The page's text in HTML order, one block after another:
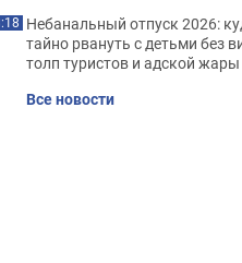
Небанальный отпуск 2026:
тайно рвануть с детьми без
толп туристов и адской жары
Все новости